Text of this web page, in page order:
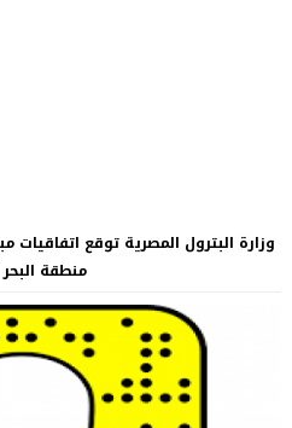
وزارة البترول المصرية توقع اتفاقيات
منطقة البحر